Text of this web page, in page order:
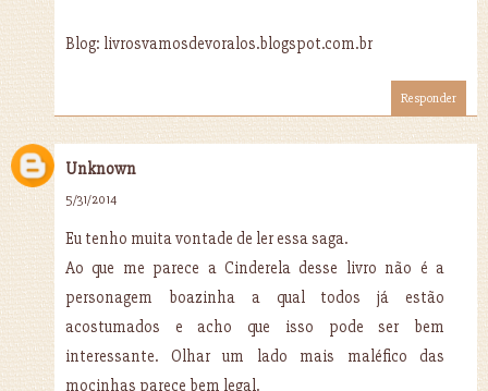
Blog: livrosvamosdevoralos.blogspot.com.br
Responder
Unknown
5/31/2014
Eu tenho muita vontade de ler essa saga.
Ao que me parece a Cinderela desse livro não é a
personagem boazinha a qual todos já estão
acostumados e acho que isso pode ser bem
interessante. Olhar um lado mais maléfico das
mocinhas parece bem legal.